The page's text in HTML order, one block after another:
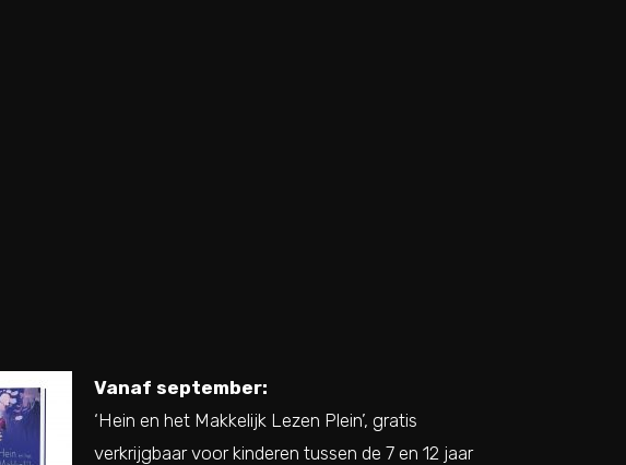
Vanaf september:
‘Hein en het Makkelijk Lezen Plein’, gratis
verkrijgbaar voor kinderen tussen de 7 en 12 jaar